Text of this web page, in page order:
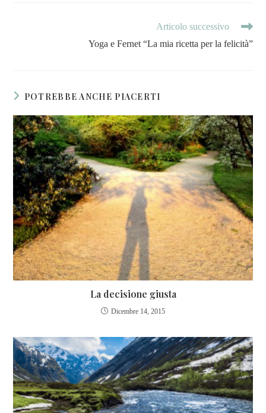
Articolo successivo
Yoga e Fernet “La mia ricetta per la felicità”
POTREBBE ANCHE PIACERTI
La decisione giusta
Dicembre 14, 2015